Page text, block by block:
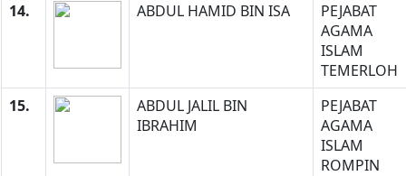
14.
ABDUL HAMID BIN ISA
PEJABAT
AGAMA
ISLAM
TEMERLOH
15.
ABDUL JALIL BIN
IBRAHIM
PEJABAT
AGAMA
ISLAM
ROMPIN